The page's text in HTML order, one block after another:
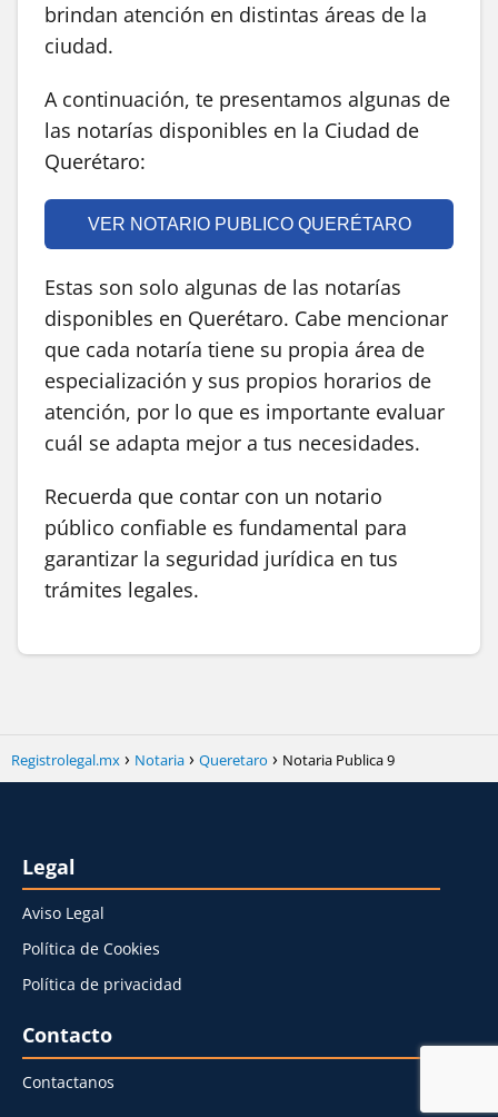
brindan atención en distintas áreas de la
ciudad.
A continuación, te presentamos algunas de
las notarías disponibles en la Ciudad de
Querétaro:
VER NOTARIO PUBLICO QUERÉTARO
Estas son solo algunas de las notarías
disponibles en Querétaro. Cabe mencionar
que cada notaría tiene su propia área de
especialización y sus propios horarios de
atención, por lo que es importante evaluar
cuál se adapta mejor a tus necesidades.
Recuerda que contar con un notario
público confiable es fundamental para
garantizar la seguridad jurídica en tus
trámites legales.
Registrolegal.mx Notaria Queretaro Notaria Publica 9
Legal
Aviso Legal
Política de Cookies
Política de privacidad
Contacto
Contactanos